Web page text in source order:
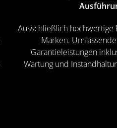
Ausschließlich
Marken.
Garantieleistungen
Wartung und